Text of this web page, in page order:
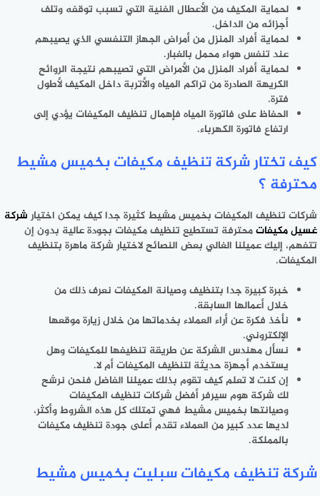
لحماية المكيف من الأعطال الفنية التي تسبب توقفه وتلف
أجزائه من الداخل.
لحماية أفراد المنزل من أمراض الجهاز التنفسي الذي يصيبهم
عند تنفس هواء محمل بالغبار.
لحماية أفراد المنزل من الأمراض التي تصيبهم نتيجة الروائح
الكريهة الصادرة من تراكم المياه والأتربة داخل المكيف لأطول
فترة.
الحفاظ على فاتورة المياه فإهمال تنظيف المكيفات يؤدي إلى
ارتفاع فاتورة الكهرباء.
كيف تختار شركة تنظيف مكيفات بخميس مشيط
محترفة ؟
شركات تنظيف المكيفات بخميس مشيط كثيرة جدا كيف يمكن اختيارشركة
غسيل مكيفاتمحترفة تستطيع تنظيف مكيفات بجودة عالية بدون إن
تتفهم، إليك عميلنا الغالي بعض النصائح لاختيار شركة ماهرة بتنظيف
المكيفات.
خبرة كبيرة جدا بتنظيف وصيانة المكيفات نعرف ذلك من
خلال أعمالها السابقة.
نأخذ فكرة عن أراء العملاء بخدماتها من خلال زيارة موقعها
الإلكتروني.
نسأل مهندس الشركة عن طريقة تنظيفها للمكيفات وهل
يستخدم أجهزة حديثة لتنظيف المكيفات أم لا.
إن كنت لا تعلم كيف تقوم بذلك عميلنا الفاضل فنحن نرشح
لك شركة هوم سيرفر أفضل شركات تنظيف المكيفات
وصيانتها بخميس مشيط فهي تمتلك كل هذه الشروط وأكثر،
لديها عدد كبير من العملاء تقدم أعلى جودة تنظيف مكيفات
بالمملكة.
شركة تنظيف مكيفات سبليت بخميس مشيط